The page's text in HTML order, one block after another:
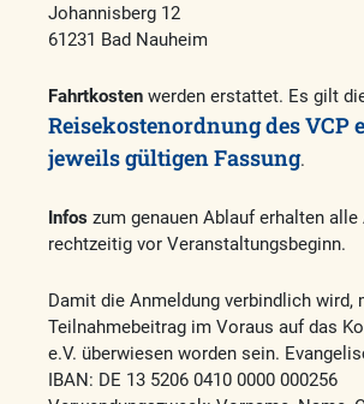
Johannisberg 12
61231 Bad Nauheim
Fahrtkosten werden erstattet. Es gilt
Reisekostenordnung des VCP
jeweils gültigen Fassung.
Infos zum genauen Ablauf erhalten
rechtzeitig vor Veranstaltungsbeginn.
Damit die Anmeldung verbindlich wird,
Teilnahmebeitrag im Voraus auf das
e.V. überwiesen worden sein.
IBAN: DE 13 5206 0410 0000 000256